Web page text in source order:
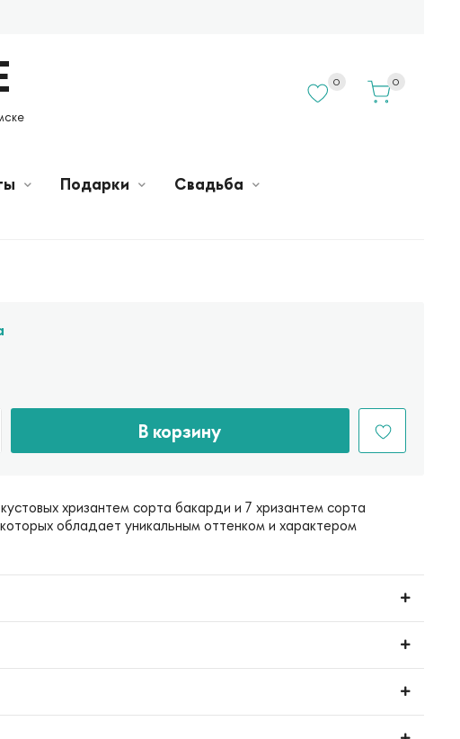
0 0
Подарки
Свадьба
В корзину
хризантем сорта бакарди и 7 хризантем сорта
обладает уникальным оттенком и характером